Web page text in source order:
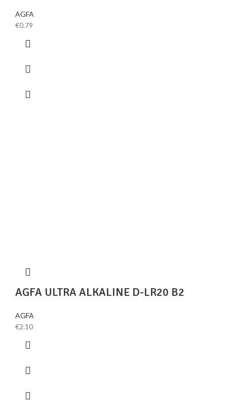
AGFA
€0.79
AGFA ULTRA ALKALINE D-LR20 B2
AGFA
€2.10